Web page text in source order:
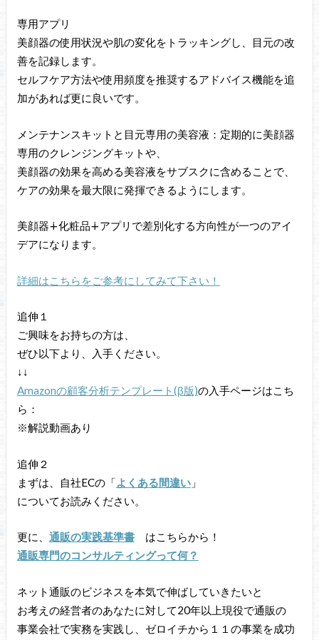
専用アプリ
美顔器の使用状況や肌の変化をトラッキングし、目元の改
善を記録します。
セルフケア方法や使用頻度を推奨するアドバイス機能を追
加があれば更に良いです。
メンテナンスキットと目元専用の美容液：定期的に美顔器
専用のクレンジングキットや、
美顔器の効果を高める美容液をサブスクに含めることで、
ケアの効果を最大限に発揮できるようにします。
美顔器∔化粧品∔アプリで差別化する方向性が一つのアイ
デアになります。
詳細はこちらをご参考にしてみて下さい！
追伸１
ご興味をお持ちの方は、
ぜひ以下より、入手ください。
↓↓
Amazonの顧客分析テンプレート(β版)の入手ページはこち
ら：
※解説動画あり
追伸２
まずは、自社ECの「よくある間違い」
についてお読みください。
更に、 通販の実践基準書はこちらから！
通販専門のコンサルティングって何？
ネット通販のビジネスを本気で伸ばしていきたいと
お考えの経営者のあなたに対して20年以上現役で通販の
事業会社で実務を実践し、ゼロイチから１１の事業を成功